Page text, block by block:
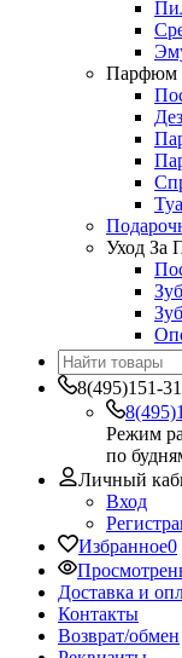
Парфюм
Уход За
8(495)151-
Режим
по
Личный
Вход
Избранное0
Доставка и
Контакты
Возврат/обмен